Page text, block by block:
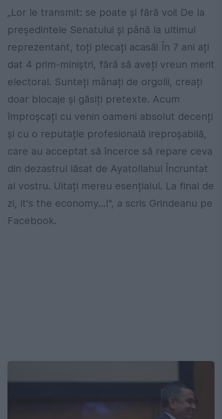
„Lor le transmit: se poate și fără voi! De la
președintele Senatului și până la ultimul
reprezentant, toți plecați acasă! În 7 ani ați
dat 4 prim-miniștri, fără să aveți vreun merit
electoral. Sunteți mânați de orgolii, creați
doar blocaje și găsiți pretexte. Acum
împroșcați cu venin oameni absolut decenți
și cu o reputație profesională ireproșabilă,
care au acceptat să încerce să repare ceva
din dezastrul lăsat de Ayatollahul Încruntat
al vostru. Uitați mereu esențialul. La final de
zi, it's the economy…!", a scris Grindeanu pe
Facebook.